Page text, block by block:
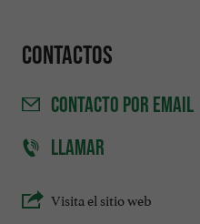
Contactos
CONTACTO POR EMAIL
LLAMAR
Visita el sitio web